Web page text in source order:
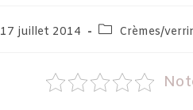
17 juillet 2014 Crèmes/